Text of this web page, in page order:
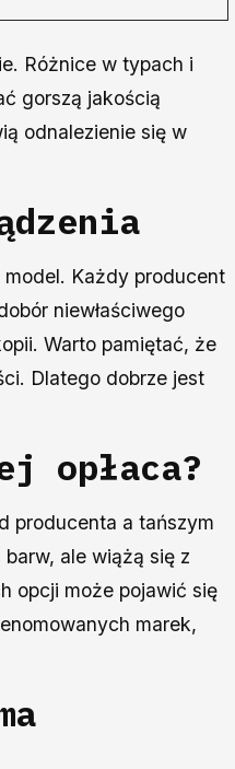
Różnice w typach i
gorszą jakością
odnalezienie się w
model. Każdy producent
niewłaściwego
Warto pamiętać, że
Dlatego dobrze jest
opłaca?
producenta a tańszym
ale wiążą się z
opcji może pojawić się
marek,